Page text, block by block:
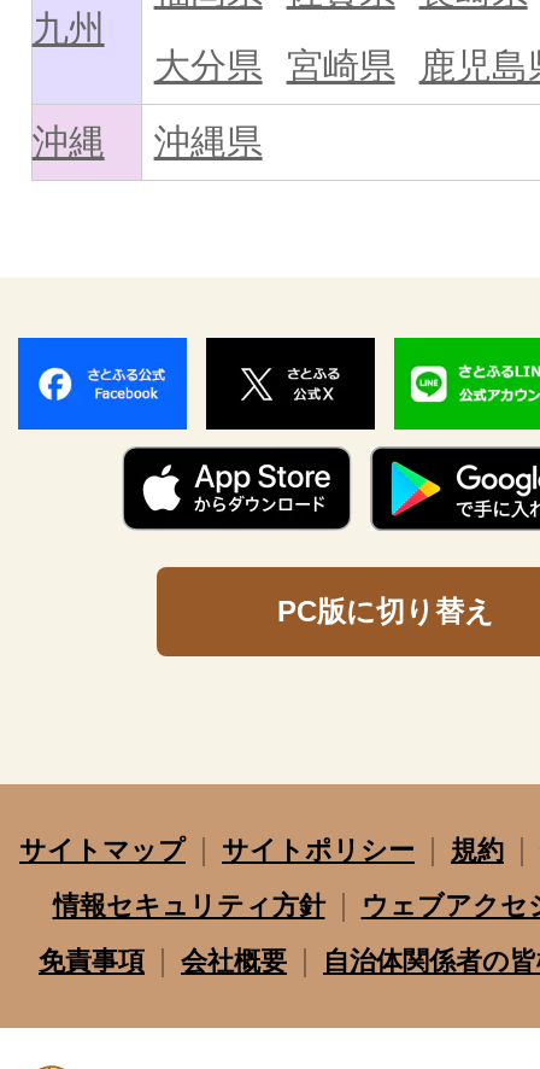
九州
大分県
宮崎県
鹿児島
沖縄
沖縄県
PC版に切り替え
サイトマップ サイトポリシー
規約
情報セキュリティ方針
ウェブアクセ
免責事項
会社概要 自治体関係者の